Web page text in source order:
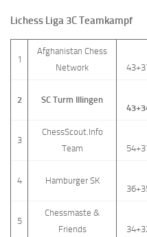
Lichess Liga 3C Teamkampf
1
Afghanistan Chess
Network
2 SC Turm Illingen
3
ChessScout.Info
Team
4 Hamburger SK
5
Chessmaste &
Friends